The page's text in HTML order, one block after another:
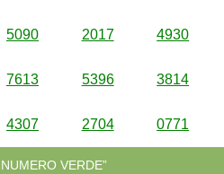
5090 2017 4930
7613 5396 3814
4307 2704 0771
VERDE”